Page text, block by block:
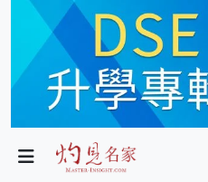
政局